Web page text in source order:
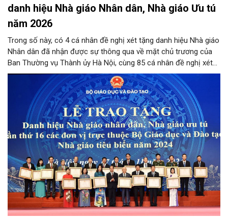
danh hiệu Nhà giáo Nhân dân, Nhà giáo Ưu tú
năm 2026
Trong số này, có 4 cá nhân đề nghị xét tặng danh hiệu Nhà giáo
Nhân dân đã nhận được sự thông qua về mặt chủ trương của
Ban Thường vụ Thành ủy Hà Nội, cùng 85 cá nhân đề nghị xét
tặng danh hiệu Nhà giáo Ưu tú đạt tỷ lệ từ 90% tổng số phiếu
đồng ý của các thành viên Hội đồng.